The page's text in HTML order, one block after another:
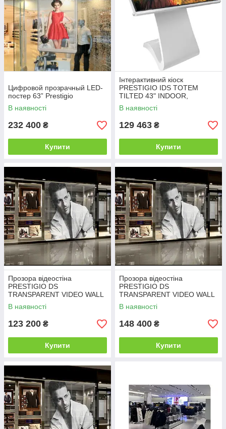
Цифровой прозрачный LED-
постер 63” Prestigio
В наявності
232 400 ₴
Купити
Інтерактивний кіоск
PRESTIGIO IDS TOTEM
TILTED 43" INDOOR,
WINDOWS PC, MULTI
TOUCH
В наявності
129 463 ₴
Купити
Прозора відеостіна
PRESTIGIO DS
TRANSPARENT VIDEO WALL
5 PIXEL PITCH,
INDOOR/DISPLAY WINDOW
В наявності
123 200 ₴
Купити
Прозора відеостіна
PRESTIGIO DS
TRANSPARENT VIDEO WALL
10 PIXEL PITCH,
INDOOR/DISPLAY WINDOW
В наявності
148 400 ₴
Купити